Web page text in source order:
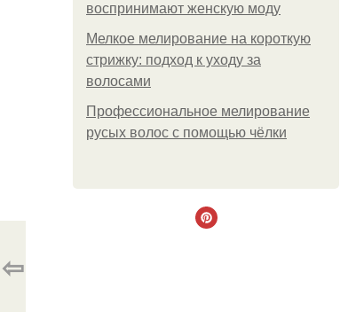
воспринимают женскую моду
Мелкое мелирование на короткую
стрижку: подход к уходу за
волосами
Профессиональное мелирование
русых волос с помощью чёлки
⇦